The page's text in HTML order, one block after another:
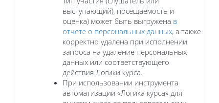
выступающий), посещаемость и
оценка) может быть выгружена в
отчете о персональных данных, а также
корректно удалена при исполнении
запроса на удаление персональных
данных или соответствующего
действия Логики курса.
При использовании инструмента
автоматизации «Логика курса» для